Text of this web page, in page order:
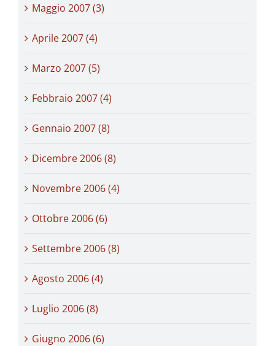
Maggio 2007 (3)
Aprile 2007 (4)
Marzo 2007 (5)
Febbraio 2007 (4)
Gennaio 2007 (8)
Dicembre 2006 (8)
Novembre 2006 (4)
Ottobre 2006 (6)
Settembre 2006 (8)
Agosto 2006 (4)
Luglio 2006 (8)
Giugno 2006 (6)